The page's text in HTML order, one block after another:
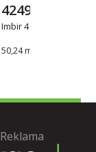
Imbir 4
50,24 m²
4249 zł
Reklama